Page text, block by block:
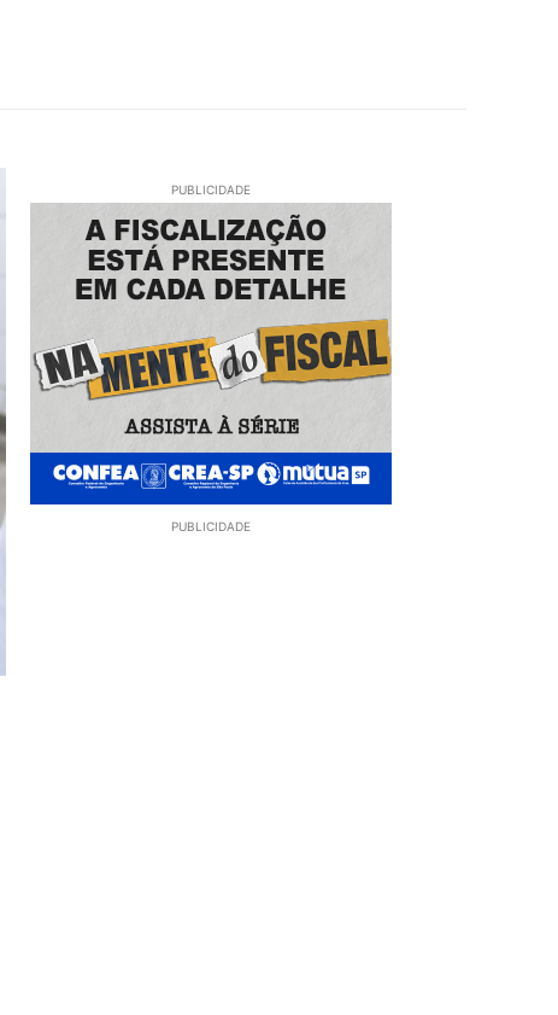
PUBLICIDADE
PUBLICIDADE